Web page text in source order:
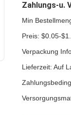
Zahlungs-u.
Min
Preis: $0.05-
Verpackung
Lieferzeit: Auf